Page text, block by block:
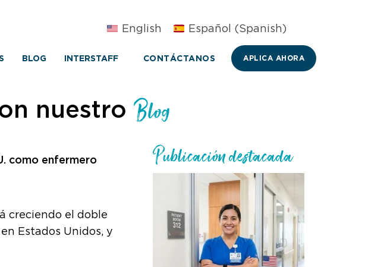
English Español (Spanish)
BLOG INTERSTAFF CONTÁCTANOS APLICA AHORA
nuestro Blog
como enfermero
creciendo el doble
Estados Unidos, y
Publicación destacada